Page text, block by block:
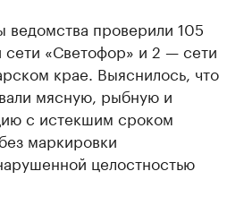
ведомства проверили 105
сети «Светофор» и 2 — сети
крае. Выяснилось, что
мясную, рыбную и
с истекшим сроком
маркировки
целостностью